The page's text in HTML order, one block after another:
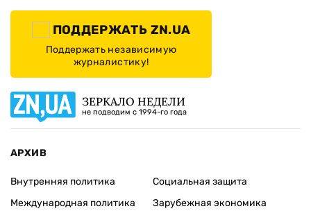
ПОДДЕРЖАТЬ ZN.UA
Поддержать независимую
журналистику!
ЗЕРКАЛО НЕДЕЛИ
не подводим с 1994-го года
АРХИВ
Внутренняя политика
Международная политика
Социальная защита
Зарубежная экономика